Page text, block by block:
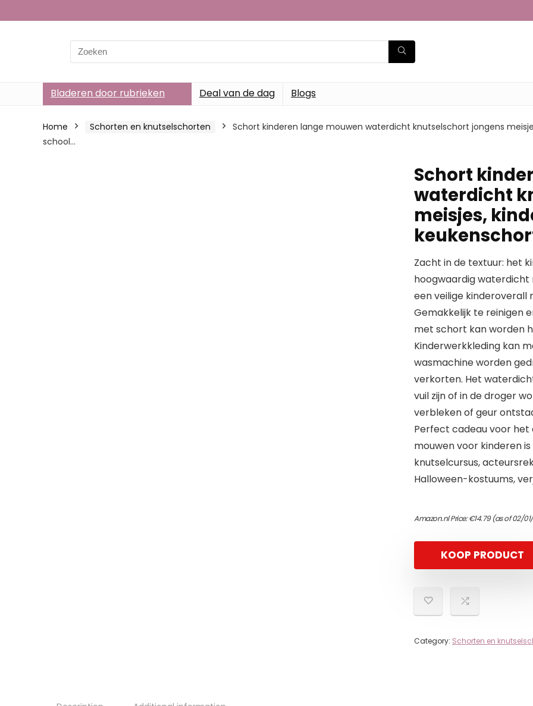
Search
for:
Bladeren door rubrieken Deal van de dag Blogs
Home Schorten en knutselschorten
Schort kinderen lange mouwen waterdicht knutselschort jongens
school…
Schort
waterdicht
meisjes,
Zacht in de textuur: het
hoogwaardig waterdicht
een veilige kinderoverall
Gemakkelijk te reinigen
met schort kan worden
Kinderwerkkleding kan
wasmachine worden
verkorten. Het
vuil zijn of in de droger
verbleken of geur
Perfect cadeau voor
mouwen voor kinderen
knutselcursus,
Halloween-kostuums,
Amazon.nl Price:€14.79(as of 02/
KOOP PRODUCT
Category: Schorten en